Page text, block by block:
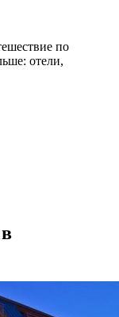
по
отели,